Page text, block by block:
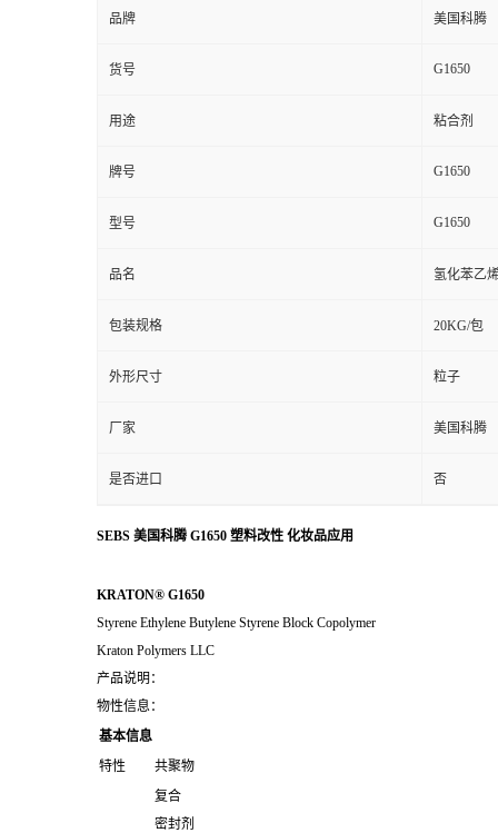
品牌 美国科腾
货号 G1650
用途 粘合剂
牌号 G1650
型号 G1650
品名 氢化苯乙
包装规格 20KG/包
外形尺寸 粒子
厂家 美国科腾
是否进口 否
SEBS 美国科腾 G1650 塑料改性 化妆品应用
KRATON® G1650
Styrene Ethylene Butylene Styrene Block Copolymer
Kraton Polymers LLC
产品说明：
物性信息：
基本信息
特性
共聚物
复合
密封剂